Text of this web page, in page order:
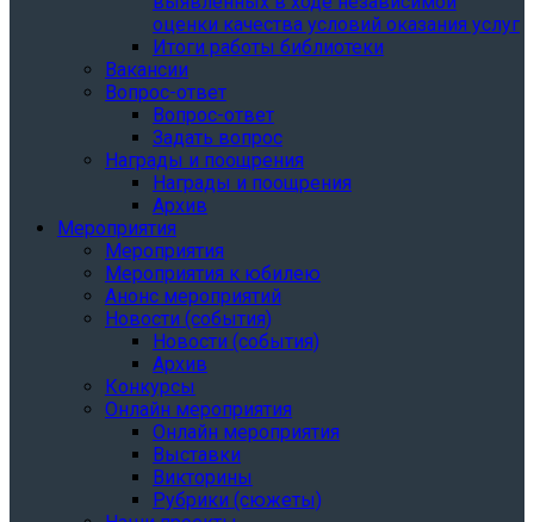
оценки качества условий оказания услуг
Итоги работы библиотеки
Вакансии
Вопрос-ответ
Вопрос-ответ
Задать вопрос
Награды и поощрения
Награды и поощрения
Архив
Мероприятия
Мероприятия
Мероприятия к юбилею
Анонс мероприятий
Новости (события)
Новости (события)
Архив
Конкурсы
Онлайн мероприятия
Онлайн мероприятия
Выставки
Викторины
Рубрики (сюжеты)